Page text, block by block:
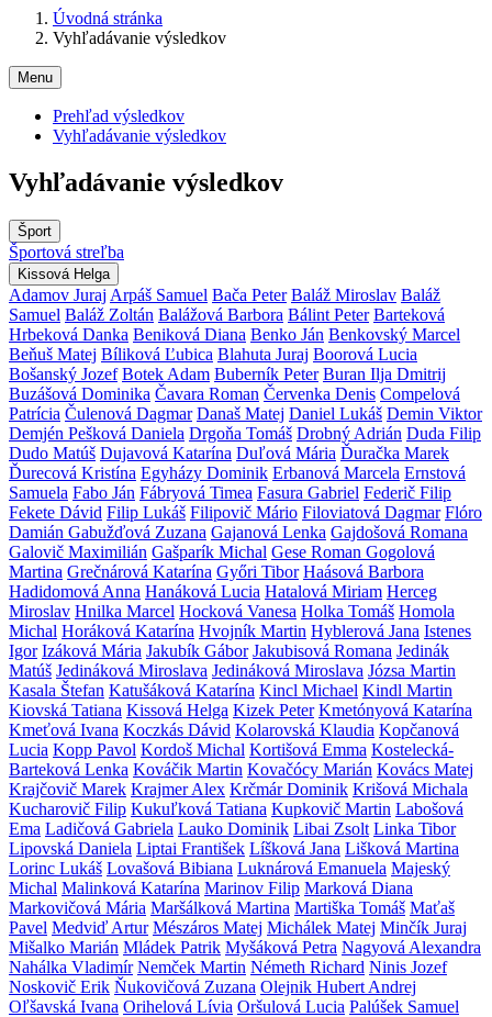
Úvodná stránka
Vyhľadávanie výsledkov
Menu
Prehľad výsledkov
Vyhľadávanie výsledkov
Vyhľadávanie výsledkov
Šport
Športová streľba
Kissová Helga
Adamov Juraj Arpáš Samuel Bača Peter Baláž Miroslav Baláž
Samuel Baláž Zoltán Balážová Barbora Bálint Peter Barteková
Hrbeková Danka Beniková Diana Benko Ján Benkovský Marcel
Beňuš Matej Bíliková Ľubica Blahuta Juraj Boorová Lucia
Bošanský Jozef Botek Adam Buberník Peter Buran Ilja Dmitrij
Buzášová Dominika Čavara Roman Červenka Denis Compelová
Patrícia Čulenová Dagmar Današ Matej Daniel Lukáš Demin Viktor
Demjén Pešková Daniela Drgoňa Tomáš Drobný Adrián Duda Filip
Dudo Matúš Dujavová Katarína Duľová Mária Ďuračka Marek
Ďurecová Kristína Egyházy Dominik Erbanová Marcela Ernstová
Samuela Fabo Ján Fábryová Timea Fasura Gabriel Federič Filip
Fekete Dávid Filip Lukáš Filipovič Mário Filoviatová Dagmar Flóro
Damián Gabužďová Zuzana Gajanová Lenka Gajdošová Romana
Galovič Maximilián Gašparík Michal Gese Roman Gogolová
Martina Grečnárová Katarína Győri Tibor Haásová Barbora
Hadidomová Anna Hanáková Lucia Hatalová Miriam Herceg
Miroslav Hnilka Marcel Hocková Vanesa Holka Tomáš Homola
Michal Horáková Katarína Hvojník Martin Hyblerová Jana Istenes
Igor Izáková Mária Jakubík Gábor Jakubisová Romana Jedinák
Matúš Jedináková Miroslava Jedináková Miroslava Józsa Martin
Kasala Štefan Katušáková Katarína Kincl Michael Kindl Martin
Kiovská Tatiana Kissová Helga Kizek Peter Kmetónyová Katarína
Kmeťová Ivana Koczkás Dávid Kolarovská Klaudia Kopčanová
Lucia Kopp Pavol Kordoš Michal Kortišová Emma Kostelecká-
Barteková Lenka Kováčik Martin Kovačócy Marián Kovács Matej
Krajčovič Marek Krajmer Alex Krčmár Dominik Krišová Michala
Kucharovič Filip Kukuľková Tatiana Kupkovič Martin Labošová
Ema Ladičová Gabriela Lauko Dominik Libai Zsolt Linka Tibor
Lipovská Daniela Liptai František Líšková Jana Lišková Martina
Lorinc Lukáš Lovašová Bibiana Luknárová Emanuela Majeský
Michal Malinková Katarína Marinov Filip Marková Diana
Markovičová Mária Maršálková Martina Martiška Tomáš Maťaš
Pavel Medviď Artur Mészáros Matej Michálek Matej Minčík Juraj
Mišalko Marián Mládek Patrik Myšáková Petra Nagyová Alexandra
Nahálka Vladimír Nemček Martin Németh Richard Ninis Jozef
Noskovič Erik Ňukovičová Zuzana Olejnik Hubert Andrej
Oľšavská Ivana Orihelová Lívia Oršulová Lucia Palúšek Samuel